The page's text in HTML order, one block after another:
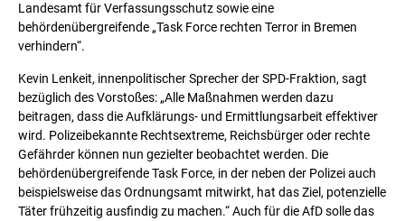
Landesamt für Verfassungsschutz sowie eine
behördenübergreifende „Task Force rechten Terror in Bremen
verhindern“.
Kevin Lenkeit, innenpolitischer Sprecher der SPD-Fraktion, sagt
bezüglich des Vorstoßes: „Alle Maßnahmen werden dazu
beitragen, dass die Aufklärungs- und Ermittlungsarbeit effektiver
wird. Polizeibekannte Rechtsextreme, Reichsbürger oder rechte
Gefährder können nun gezielter beobachtet werden. Die
behördenübergreifende Task Force, in der neben der Polizei auch
beispielsweise das Ordnungsamt mitwirkt, hat das Ziel, potenzielle
Täter frühzeitig ausfindig zu machen.“ Auch für die AfD solle das